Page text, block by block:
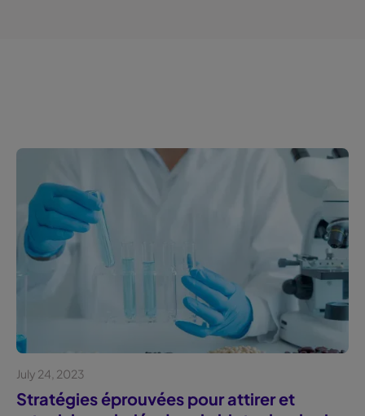
Blog
July 24, 2023
Stratégies éprouvées pour attirer et